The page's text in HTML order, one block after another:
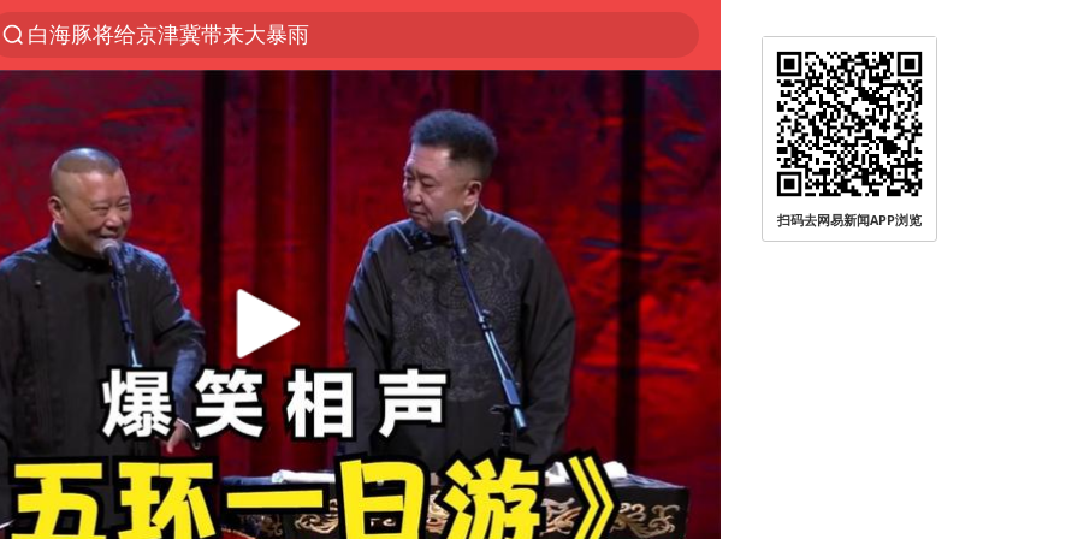
白海豚将给京津冀带来大暴雨
《披荆斩棘2026》阵容官宣
国足U17与阿森纳决赛取消 并列冠军
女子发现前夫婚内与第三者育子
王艺迪无缘横滨赛决赛
2025年小学教师减少13.19万
王艺迪2-4不敌张本美和止步4强
以军士兵把枪口对准中国记者
上门女婿出轨女邻居多年被判重婚罪
韩军前线部队连曝丑闻
《龙餐馆》 冲奖
扫码去网易新闻APP浏览